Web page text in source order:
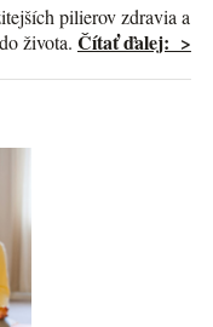
pilierov zdravia a
života. Čítať ďalej: >